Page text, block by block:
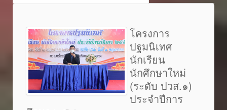
โครงการ
ปฐมนิเทศ
นักเรียน
นักศึกษาใหม่
(ระดับ ปวส.๑)
ประจำปีการ